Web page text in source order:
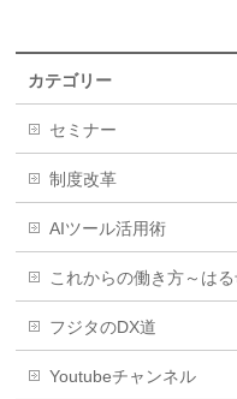
カテゴリー
セミナー
制度改革
AIツール活用術
これからの働き方～は
フジタのDX道
Youtubeチャンネル